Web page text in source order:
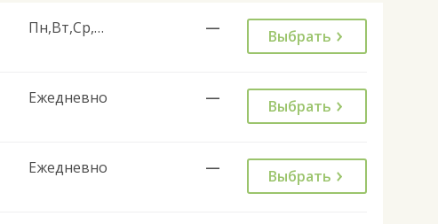
Пн,Вт,Ср,Чт,Пт — Выбрать
Ежедневно — Выбрать
Ежедневно — Выбрать